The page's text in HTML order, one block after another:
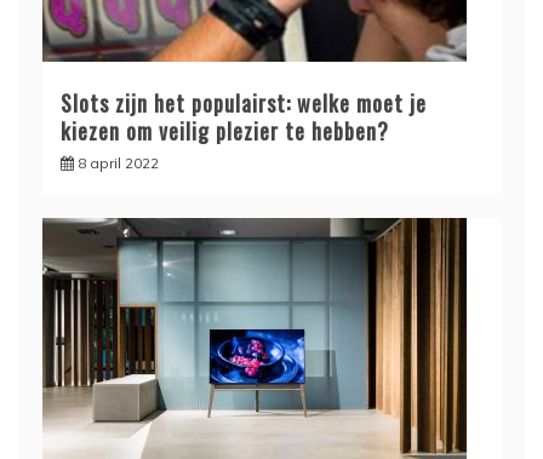
Slots zijn het populairst: welke moet je
kiezen om veilig plezier te hebben?
8 april 2022